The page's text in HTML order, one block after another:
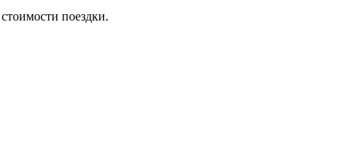
поездки.